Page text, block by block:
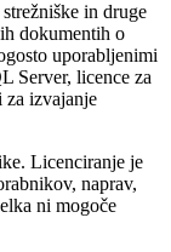
in druge
dokumentih o
uporabljenimi
Server, licence za
za izvajanje
Licenciranje je
naprav,
ni mogoče